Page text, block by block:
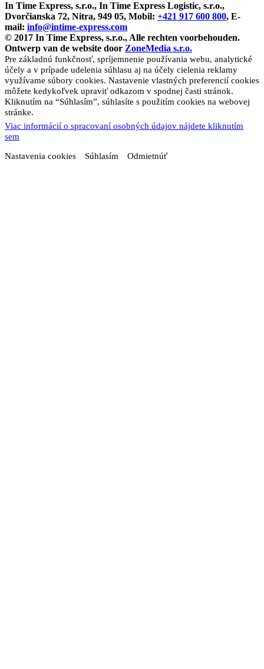
In Time Express, s.r.o., In Time Express Logistic, s.r.o.,
Dvorčianska 72, Nitra, 949 05, Mobil: +421 917 600 800, E-
mail: info@intime-express.com
© 2017 In Time Express, s.r.o., Alle rechten voorbehouden.
Ontwerp van de website door ZoneMedia s.r.o.
Pre základnú funkčnosť, spríjemnenie používania webu, analytické
účely a v prípade udelenia súhlasu aj na účely cielenia reklamy
využívame súbory cookies. Nastavenie vlastných preferencií cookies
môžete kedykoľvek upraviť odkazom v spodnej časti stránok.
Kliknutím na “Súhlasím”, súhlasíte s použitím cookies na webovej
stránke.
Viac informácií o spracovaní osobných údajov nájdete kliknutím
sem
Nastavenia cookies Súhlasím Odmietnúť